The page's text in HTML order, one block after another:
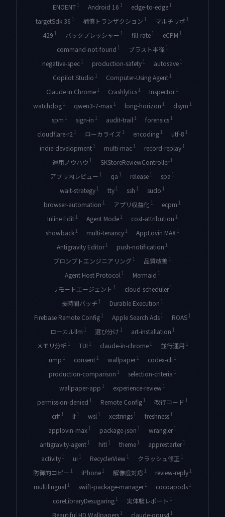
ENOENT 1 Android 16 1 edge-to-edge 1
targetSdk 36 1 補償トランザクション 1 マルチリポ 1
429 1 バックプレッシャー 1 fill-rate 1 eCPM 1
command-not-found 1 ブラスト半径 1
negative-spec 1 production-safety 1 autosave 1
Copilot Studio 1 Computer-Using Agent 1
Claude in Chrome 1 Crashlytics 1 Inspector 1
watchdog 1 qwen3-7-max 1 long-horizon 1 dsym 1
spm 1 sign-in 1 audit-trail 1 forensics 1
cloudflare-r2 1 ローカライズ 1 encoding 1 utf-8 1
indie-development 1 multi-mac 1 record-replay 1
運用ノウハウ 1 SKStoreReviewController 1
アプリ内レビュー 1 qa 1 release 1 spa 1
wait-strategy 1 tty 1 ssh 1 sudo 1
browser-automation 1 アプリ収益化 1 ecpm 1
Inline Edit 1 Agent Mode 1 cost-attribution 1
showback 1 multi-tenancy 1 AppLovin MAX 1
Antigravity Editor 1 push-notification 1
プロンプトエンジニアリング 1 品質改善 1
Agent Host Protocol 1 Mermaid 1
リモートエージェント 1 cloud-scheduler 1
長時間バッチ 1 Durable Execution 1
Firebase Remote Config 1 Apple Search Ads 1 ROAS 1
ローカルllm 1 選び分け 1 art-installation 1
メモリ分析 1 TUI 1 claude-in-chrome 1 並行運用 1
ump 1 consent 1 wallpaper 1 codex-cli 1
production-comparison 1 selection-criteria 1
wallpaper-app 1 experience-review 1
permission-denied 1 Remote Config 1 改行コード 1
crlf 1 lf 1 wsl 1 xcstrings 1 freshness 1
applovin-max 1 package-json 1 wrangler 1
antigravity-agent 1 hitl 1 theme 1 apprestarter 1
activity 1 ui 1 RecyclerView 1 クラッシュ修正 1
防御的コピー 1 iPhone 1 解像度対応 1 review-reply 1
multilingual 1 swift-package-manager 1 cocoapods 1
coreLibraryDesugaring 1 実体験レポート 1
Beautiful HD Wallpapers 1 claude-opus4 1